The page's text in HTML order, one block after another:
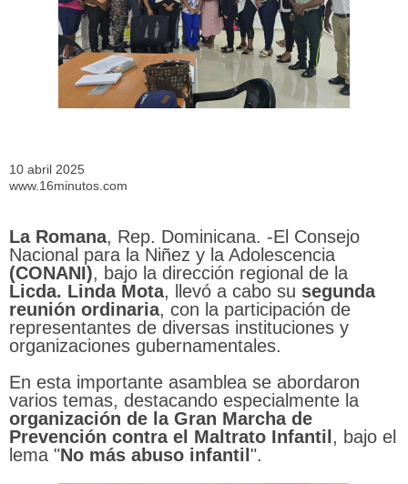
10 abril 2025
www.16minutos.com
La Romana, Rep. Dominicana. -El Consejo
Nacional para la Niñez y la Adolescencia
(CONANI), bajo la dirección regional de la
Licda. Linda Mota, llevó a cabo su segunda
reunión ordinaria, con la participación de
representantes de diversas instituciones y
organizaciones gubernamentales.
En esta importante asamblea se abordaron
varios temas, destacando especialmente la
organización de la Gran Marcha de
Prevención contra el Maltrato Infantil , bajo el
lema "No más abuso infantil ".